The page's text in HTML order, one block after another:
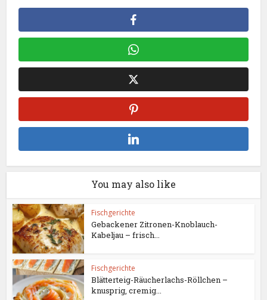
You may also like
Fischgerichte
Gebackener Zitronen-Knoblauch-
Kabeljau – frisch...
Fischgerichte
Blätterteig-Räucherlachs-Röllchen –
knusprig, cremig...